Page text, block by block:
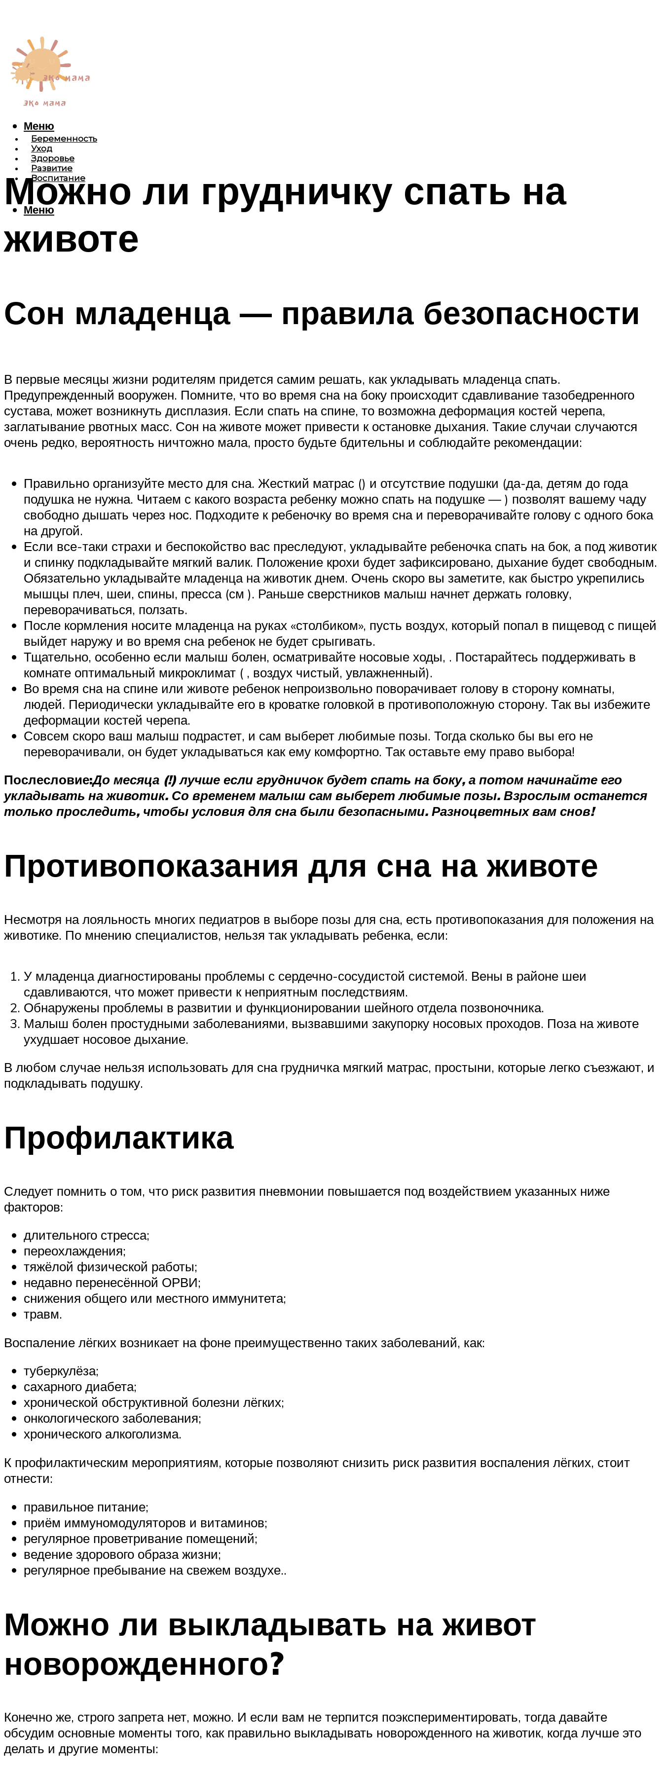
Беременность
Уход
Здоровье
Развитие
Воспитание
Меню
Меню
Можно ли грудничку спать на
животе
Сон младенца — правила безопасности
В первые месяцы жизни родителям придется самим решать, как укладывать младенца спать.
Предупрежденный вооружен. Помните, что во время сна на боку происходит сдавливание тазобедренного
сустава, может возникнуть дисплазия. Если спать на спине, то возможна деформация костей черепа,
заглатывание рвотных масс. Сон на животе может привести к остановке дыхания. Такие случаи случаются
очень редко, вероятность ничтожно мала, просто будьте бдительны и соблюдайте рекомендации:
Правильно организуйте место для сна. Жесткий матрас () и отсутствие подушки (да-да, детям до года
подушка не нужна. Читаем с какого возраста ребенку можно спать на подушке — ) позволят вашему чаду
свободно дышать через нос. Подходите к ребеночку во время сна и переворачивайте голову с одного бока
на другой.
Если все-таки страхи и беспокойство вас преследуют, укладывайте ребеночка спать на бок, а под животик
и спинку подкладывайте мягкий валик. Положение крохи будет зафиксировано, дыхание будет свободным.
Обязательно укладывайте младенца на животик днем. Очень скоро вы заметите, как быстро укрепились
мышцы плеч, шеи, спины, пресса (см ). Раньше сверстников малыш начнет держать головку,
переворачиваться, ползать.
После кормления носите младенца на руках «столбиком», пусть воздух, который попал в пищевод с пищей
выйдет наружу и во время сна ребенок не будет срыгивать.
Тщательно, особенно если малыш болен, осматривайте носовые ходы, . Постарайтесь поддерживать в
комнате оптимальный микроклимат ( , воздух чистый, увлажненный).
Во время сна на спине или животе ребенок непроизвольно поворачивает голову в сторону комнаты,
людей. Периодически укладывайте его в кроватке головкой в противоположную сторону. Так вы избежите
деформации костей черепа.
Совсем скоро ваш малыш подрастет, и сам выберет любимые позы. Тогда сколько бы вы его не
переворачивали, он будет укладываться как ему комфортно. Так оставьте ему право выбора!
Послесловие:До месяца (!) лучше если грудничок будет спать на боку, а потом начинайте его
укладывать на животик. Со временем малыш сам выберет любимые позы. Взрослым останется
только проследить, чтобы условия для сна были безопасными. Разноцветных вам снов!
Противопоказания для сна на животе
Несмотря на лояльность многих педиатров в выборе позы для сна, есть противопоказания для положения на
животике. По мнению специалистов, нельзя так укладывать ребенка, если:
У младенца диагностированы проблемы с сердечно-сосудистой системой. Вены в районе шеи
сдавливаются, что может привести к неприятным последствиям.
Обнаружены проблемы в развитии и функционировании шейного отдела позвоночника.
Малыш болен простудными заболеваниями, вызвавшими закупорку носовых проходов. Поза на животе
ухудшает носовое дыхание.
В любом случае нельзя использовать для сна грудничка мягкий матрас, простыни, которые легко съезжают, и
подкладывать подушку.
Профилактика
Следует помнить о том, что риск развития пневмонии повышается под воздействием указанных ниже
факторов:
длительного стресса;
переохлаждения;
тяжёлой физической работы;
недавно перенесённой ОРВИ;
снижения общего или местного иммунитета;
травм.
Воспаление лёгких возникает на фоне преимущественно таких заболеваний, как:
туберкулёза;
сахарного диабета;
хронической обструктивной болезни лёгких;
онкологического заболевания;
хронического алкоголизма.
К профилактическим мероприятиям, которые позволяют снизить риск развития воспаления лёгких, стоит
отнести:
правильное питание;
приём иммуномодуляторов и витаминов;
регулярное проветривание помещений;
ведение здорового образа жизни;
регулярное пребывание на свежем воздухе..
Можно ли выкладывать на живот
новорожденного?
Конечно же, строго запрета нет, можно. И если вам не терпится поэкспериментировать, тогда давайте
обсудим основные моменты того, как правильно выкладывать новорожденного на животик, когда лучше это
делать и другие моменты: